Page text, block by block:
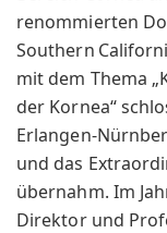
renommierten
Southern
mit dem Thema
der Kornea“
Erlangen-
und das
übernahm. Im
Direktor und